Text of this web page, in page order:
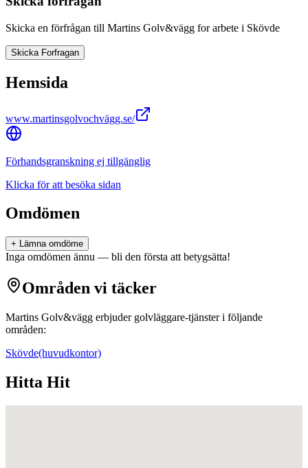
Skicka en förfrågan till Martins Golv&vägg for arbete i Skövde
Skicka Forfragan
Hemsida
www.martinsgolvochvägg.se/
Förhandsgranskning ej tillgänglig
Klicka för att besöka sidan
Omdömen
+ Lämna omdöme
Inga omdömen ännu — bli den första att betygsätta!
Områden vi täcker
Martins Golv&vägg erbjuder golvläggare-tjänster i följande
områden:
Skövde(huvudkontor)
Hitta Hit